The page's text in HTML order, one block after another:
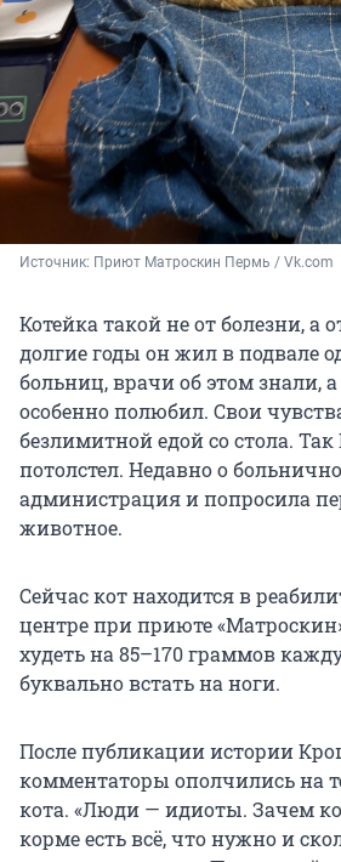
Источник: Приют Матроскин Пермь / Vk.com
Котейка такой не от болезни, а
долгие годы он жил в подвале
больниц, врачи об этом знали,
особенно полюбил. Свои
безлимитной едой со стола.
потолстел. Недавно о
администрация и попросила
животное.
Сейчас кот находится в
центре при приюте
худеть на 85–170 граммов
буквально встать на ноги.
После публикации истории
комментаторы ополчились на
кота. «Люди — идиоты. Зачем
корме есть всё, что нужно и